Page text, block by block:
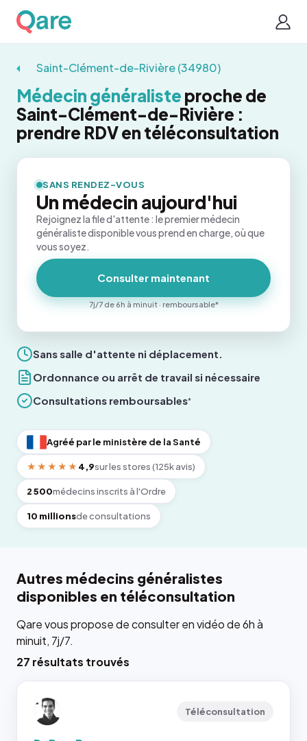
Saint-Clément-de-Rivière (34980)
Médecin généraliste proche de
Saint-Clément-de-Rivière :
prendre RDV en téléconsultation
Sans salle d'attente ni déplacement.
Ordonnance ou arrêt de travail si nécessaire
Consultations remboursables*
Agréé par le ministère de la Santé
★★★★★ 4,9sur les stores (125k avis)
2 500médecins inscrits à l'Ordre
10 millionsde consultations
SANS RENDEZ-VOUS
Un médecin aujourd'hui
Rejoignez la file d'attente : le premier médecin
généraliste disponible vous prend en charge, où que
vous soyez.
Consulter maintenant
7j/7 de 6h à minuit · remboursable*
Autres médecins généralistes
disponibles en téléconsultation
Qare vous propose de consulter en vidéo de 6h à
minuit, 7j/7.
27 résultats trouvés
Téléconsultation